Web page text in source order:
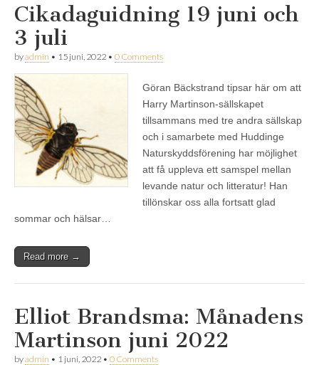
Cikadaguidning 19 juni och
3 juli
byadmin • 15 juni, 2022 • 0 Comments
Göran Bäckstrand tipsar här om att
Harry Martinson-sällskapet
tillsammans med tre andra sällskap
och i samarbete med Huddinge
Naturskyddsförening har möjlighet
att få uppleva ett samspel mellan
levande natur och litteratur! Han
tillönskar oss alla fortsatt glad
sommar och hälsar…
Read more →
Elliot Brandsma: Månadens
Martinson juni 2022
byadmin • 1 juni, 2022 • 0 Comments